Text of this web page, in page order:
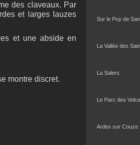
des claveaux. Par
et larges lauzes
et une abside en
montre discret.
Sur le Puy de
La Vallée des
La Salers
Le Parc des
Ardes sur Couze